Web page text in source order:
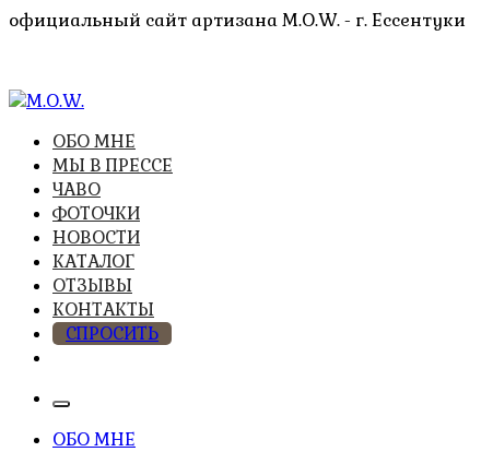
Перейти
официальный сайт артизана M.O.W. - г. Ессентуки
M.O.W.
высочайшее качество из натуральных компонентов
ОБО МНЕ
МЫ В ПРЕССЕ
ЧАВО
ФОТОЧКИ
НОВОСТИ
КАТАЛОГ
ОТЗЫВЫ
КОНТАКТЫ
СПРОСИТЬ
ОБО МНЕ